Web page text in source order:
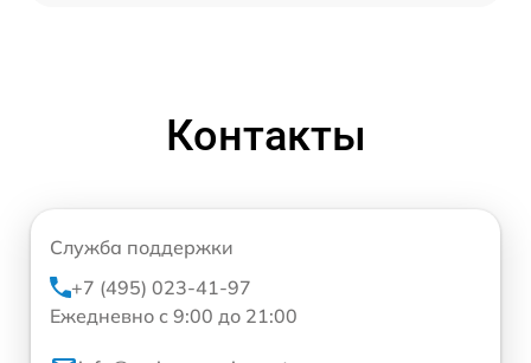
Контакты
Служба поддержки
+7 (495) 023-41-97
Ежедневно с 9:00 до 21:00